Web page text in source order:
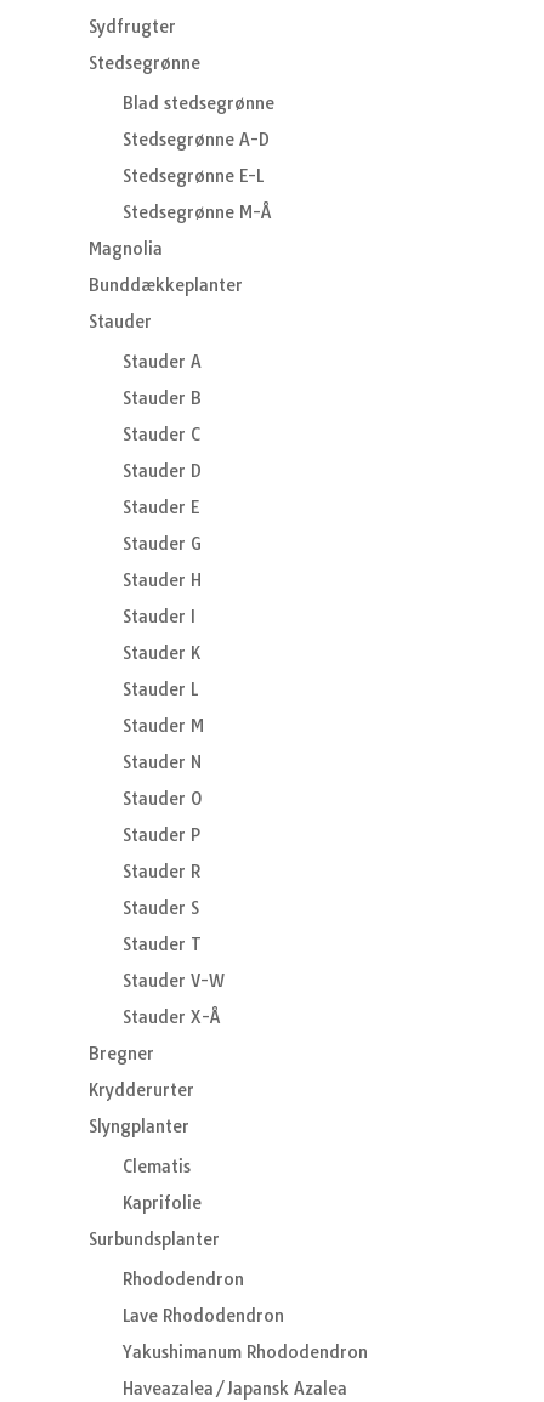
Sydfrugter
Stedsegrønne
Blad stedsegrønne
Stedsegrønne A-D
Stedsegrønne E-L
Stedsegrønne M-Å
Magnolia
Bunddækkeplanter
Stauder
Stauder A
Stauder B
Stauder C
Stauder D
Stauder E
Stauder G
Stauder H
Stauder I
Stauder K
Stauder L
Stauder M
Stauder N
Stauder O
Stauder P
Stauder R
Stauder S
Stauder T
Stauder V-W
Stauder X-Å
Bregner
Krydderurter
Slyngplanter
Clematis
Kaprifolie
Surbundsplanter
Rhododendron
Lave Rhododendron
Yakushimanum Rhododendron
Haveazalea/Japansk Azalea